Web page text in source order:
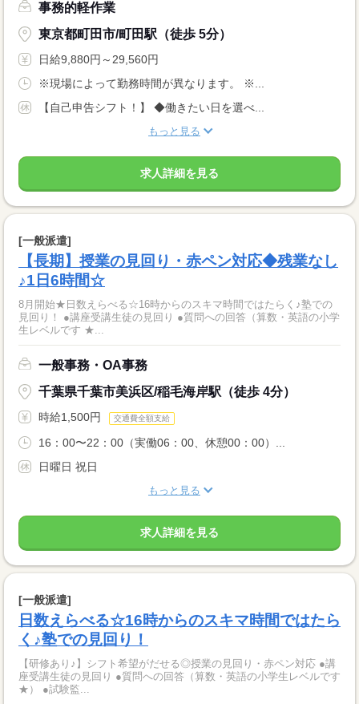
事務的軽作業
東京都町田市/町田駅（徒歩 5分）
日給9,880円～29,560円
※現場によって勤務時間が異なります。 ※...
【自己申告シフト！】 ◆働きたい日を選べ...
もっと見る
求人詳細を見る
[一般派遣]
【長期】授業の見回り・赤ペン対応◆残業なし
♪1日6時間☆
8月開始★日数えらべる☆16時からのスキマ時間ではたらく♪塾での
見回り！ ●講座受講生徒の見回り ●質問への回答（算数・英語の小学
生レベルです ★...
一般事務・OA事務
千葉県千葉市美浜区/稲毛海岸駅（徒歩 4分）
時給1,500円 交通費全額支給
16：00〜22：00（実働06：00、休憩00：00）...
日曜日 祝日
もっと見る
求人詳細を見る
[一般派遣]
日数えらべる☆16時からのスキマ時間ではたら
く♪塾での見回り！
【研修あり♪】シフト希望がだせる◎授業の見回り・赤ペン対応 ●講
座受講生徒の見回り ●質問への回答（算数・英語の小学生レベルです
★） ●試験監...